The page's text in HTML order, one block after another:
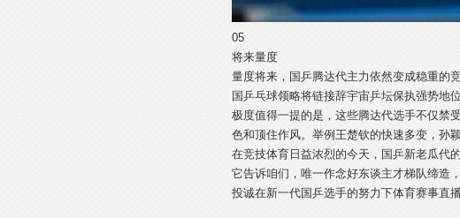
05
将来量度
量度将来，国乒腾达代主力依然变成稳重的
国乒乓球领略将链接辞宇宙乒坛保执强势地位
极度值得一提的是，这些腾达代选手不仅禁
色和顶住作风。举例王楚钦的快速多变，孙
在竞技体育日益浓烈的今天，国乒新老瓜代
它告诉咱们，唯一作念好东谈主才梯队缔造
投诚在新一代国乒选手的努力下体育赛事直